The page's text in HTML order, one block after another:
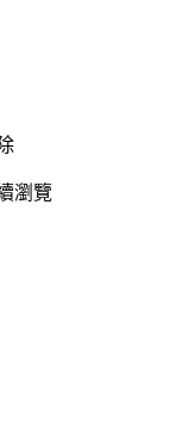
瀏覽